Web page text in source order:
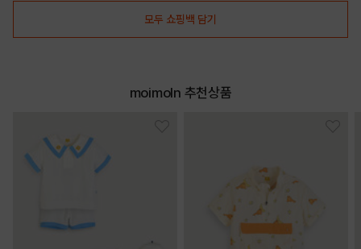
모두 쇼핑백 담기
moimoln 추천상품